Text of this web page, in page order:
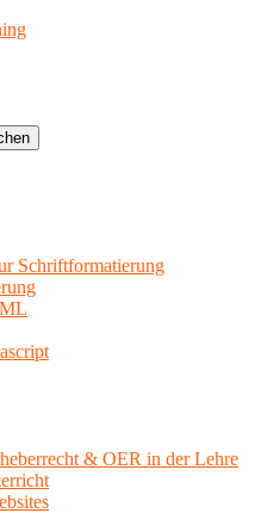
Schriftformatierung
& OER in der Lehre